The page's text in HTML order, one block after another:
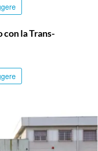
la Trans-